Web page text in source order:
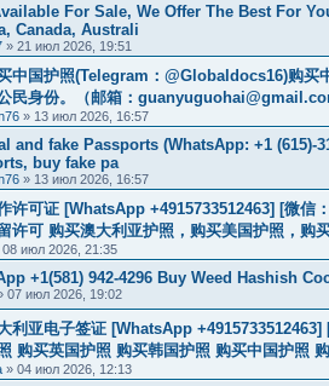
For Sale, We Offer The Best For
Canada, Australi
» 21 июл 2026, 19:51
中国护照(Telegram：@Globaldocs16)购买
民身份。（邮箱：
» 13 июл 2026, 16:57
and fake Passports (WhatsApp: +1
buy fake pa
» 13 июл 2026, 16:57
许可证 [WhatsApp +4915733512463] [微信
许可 购买澳大利亚护照，购买美国护照，购
08 июл 2026, 21:35
+1(581) 942-4296 Buy Weed Hashish
07 июл 2026, 19:02
利亚电子签证 [WhatsApp
购买英国护照 购买韩国护照 购买中国护照
» 04 июл 2026, 12:13